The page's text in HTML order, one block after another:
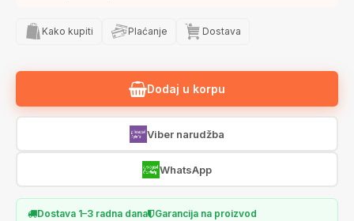
Kako kupiti Plaćanje Dostava
Dodaj u korpu
Viber narudžba
WhatsApp
Dostava 1–3 radna dana
Garancija na proizvod